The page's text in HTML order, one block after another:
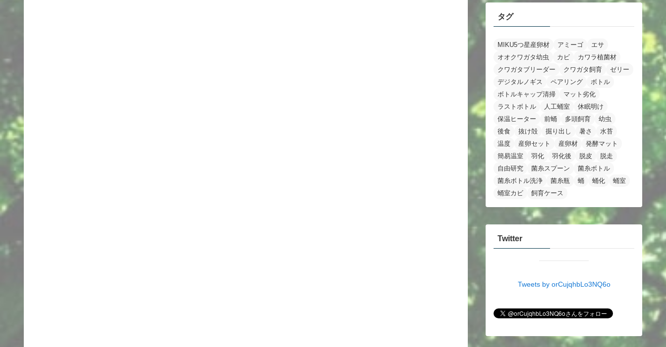
ブ
タグ
MIKU5つ星産卵材 アミーゴ
エサ
オオクワガタ幼虫
カビ
カワラ植菌材
クワガタブリーダー
クワガタ飼育
ゼリー
デジタルノギス
ペアリング
ボトル
ボトルキャップ清掃
マット劣化
ラストボトル
人工蛹室
休眠明け
保温ヒーター
前蛹 多頭飼育
幼虫
後食
抜け殻 掘り出し 暑さ
水苔
温度
産卵セット 産卵材
発酵マット
簡易温室
羽化 羽化後 脱皮
脱走
自由研究
菌糸スプーン
菌糸ボトル
菌糸ボトル洗浄
菌糸瓶 蛹 蛹化
蛹室
蛹室カビ
飼育ケース
Twitter
Tweets by orCujqhbLo3NQ6o